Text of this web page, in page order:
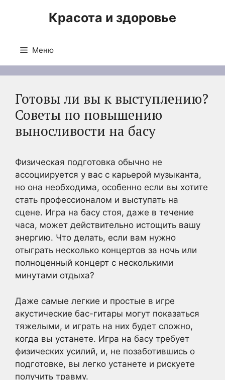
Красота и здоровье
Меню
Готовы ли вы к выступлению?
Советы по повышению
выносливости на басу
Физическая подготовка обычно не
ассоциируется у вас с карьерой музыканта,
но она необходима, особенно если вы хотите
стать профессионалом и выступать на
сцене. Игра на басу стоя, даже в течение
часа, может действительно истощить вашу
энергию. Что делать, если вам нужно
отыграть несколько концертов за ночь или
полноценный концерт с несколькими
минутами отдыха?
Даже самые легкие и простые в игре
акустические бас-гитары могут показаться
тяжелыми, и играть на них будет сложно,
когда вы устанете. Игра на басу требует
физических усилий, и, не позаботившись о
подготовке, вы легко устанете и рискуете
получить травму.